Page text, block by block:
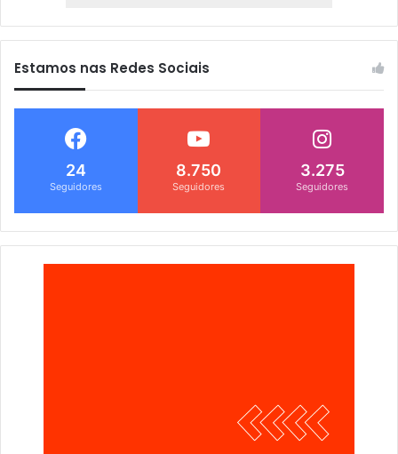
Estamos nas Redes Sociais
24
Seguidores
8.750
Seguidores
3.275
Seguidores